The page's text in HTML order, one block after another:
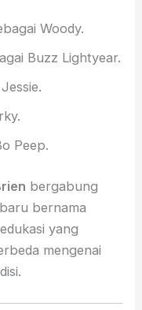
Woody.
Buzz Lightyear.
Peep.
bergabung
bernama
yang
mengenai